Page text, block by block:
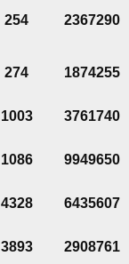
254 2367290
274 1874255
1003 3761740
1086 9949650
4328 6435607
3893 2908761